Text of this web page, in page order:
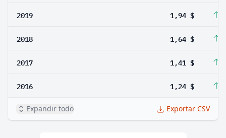
2019 1,94 $
2018 1,64 $
2017 1,41 $
2016 1,24 $
Expandir todo Exportar CSV